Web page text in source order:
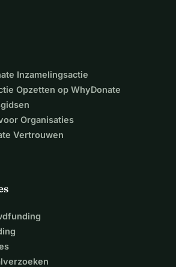
Inzamelingsactie
Opzetten op WhyDonate
Organisaties
Vertrouwen